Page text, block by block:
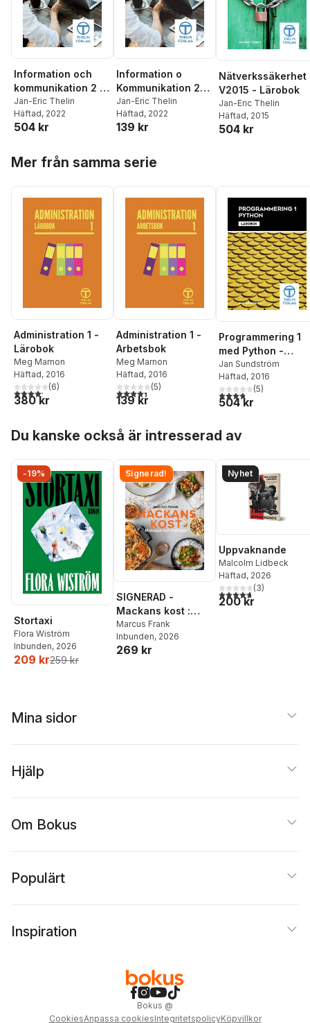
Information och
kommunikation 2 V
2022 - Lärobok
Jan-Eric Thelin
Häftad, 2022
504 kr
Information o
Kommunikation 2
V2022 - Arbetsbok
Jan-Eric Thelin
Häftad, 2022
139 kr
Nätverkssäkerhet
V2015 - Lärobok
Jan-Eric Thelin
Häftad, 2015
504 kr
Mer från samma serie
Administration 1 -
Lärobok
Meg Marnon
Häftad, 2016
4,2utav 5 stjärnor. Totalt antal röster:
(6)
380 kr
Administration 1 -
Arbetsbok
Meg Marnon
Häftad, 2016
4,4utav 5 stjärnor. Totalt antal röster:
(5)
139 kr
Programmering 1
med Python -
Lärobok
Jan Sundström
Häftad, 2016
3,8utav 5 stjärnor.
(5)
504 kr
Du kanske också är intresserad av
-19%
Stortaxi
Flora Wiström
Inbunden, 2026
209 kr259 kr
Signerad!
SIGNERAD -
Mackans kost :
Middagar och
matlådor
Marcus Frank
Inbunden, 2026
269 kr
Nyhet
Uppvaknande
Malcolm Lidbeck
Häftad, 2026
4,7utav 5 stjärnor.
(3)
200 kr
Mina sidor
Hjälp
Om Bokus
Populärt
Inspiration
Bokus @
CookiesAnpassa cookiesIntegritetspolicyKöpvillkor